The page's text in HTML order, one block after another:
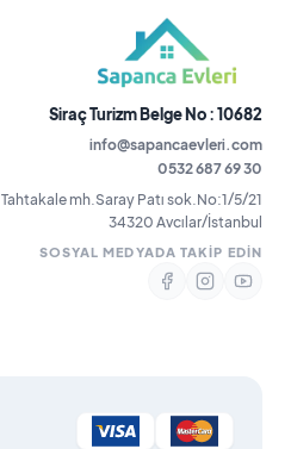
Siraç Turizm Belge No : 10682
info@sapancaevleri.com
0532 687 69 30
Tahtakale mh.Saray Patı sok.No:1/5/21
34320 Avcılar/İstanbul
SOSYAL MEDYADA TAKIP EDIN